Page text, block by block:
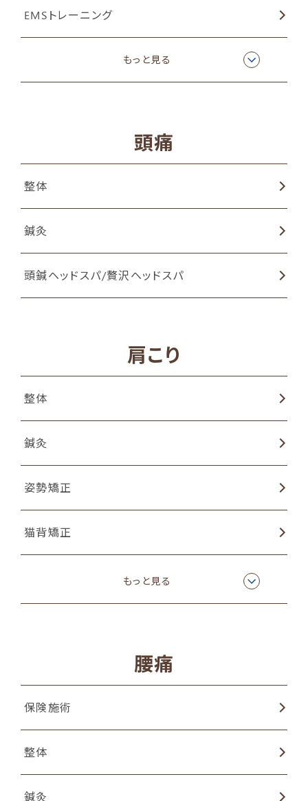
EMSトレーニング
もっと見る
頭痛
整体
鍼灸
頭鍼ヘッドスパ/贅沢ヘッドスパ
肩こり
整体
鍼灸
姿勢矯正
猫背矯正
もっと見る
腰痛
保険施術
整体
鍼灸